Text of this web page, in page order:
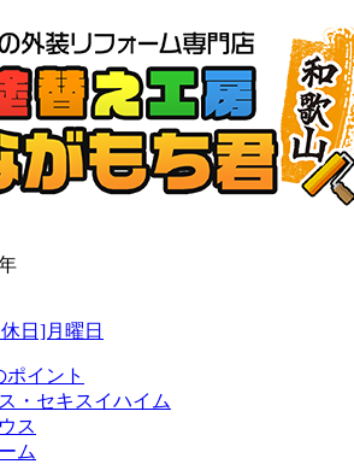
日]月曜日
イント
・セキスイハイム
ス
ム